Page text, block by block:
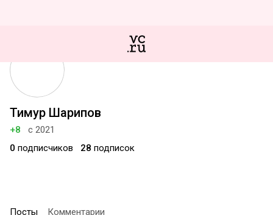
Тимур Шарипов
+8
с 2021
0 подписчиков 28 подписок
Посты Комментарии